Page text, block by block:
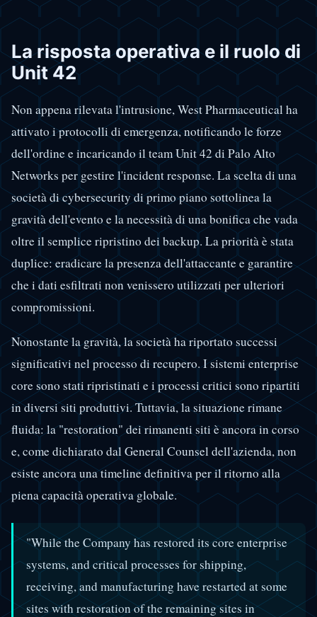
La risposta operativa e il ruolo di
Unit 42
Non appena rilevata l'intrusione, West Pharmaceutical ha
attivato i protocolli di emergenza, notificando le forze
dell'ordine e incaricando il team Unit 42 di Palo Alto
Networks per gestire l'incident response. La scelta di una
società di cybersecurity di primo piano sottolinea la
gravità dell'evento e la necessità di una bonifica che vada
oltre il semplice ripristino dei backup. La priorità è stata
duplice: eradicare la presenza dell'attaccante e garantire
che i dati esfiltrati non venissero utilizzati per ulteriori
compromissioni.
Nonostante la gravità, la società ha riportato successi
significativi nel processo di recupero. I sistemi enterprise
core sono stati ripristinati e i processi critici sono ripartiti
in diversi siti produttivi. Tuttavia, la situazione rimane
fluida: la "restoration" dei rimanenti siti è ancora in corso
e, come dichiarato dal General Counsel dell'azienda, non
esiste ancora una timeline definitiva per il ritorno alla
piena capacità operativa globale.
"While the Company has restored its core enterprise
systems, and critical processes for shipping,
receiving, and manufacturing have restarted at some
sites with restoration of the remaining sites in